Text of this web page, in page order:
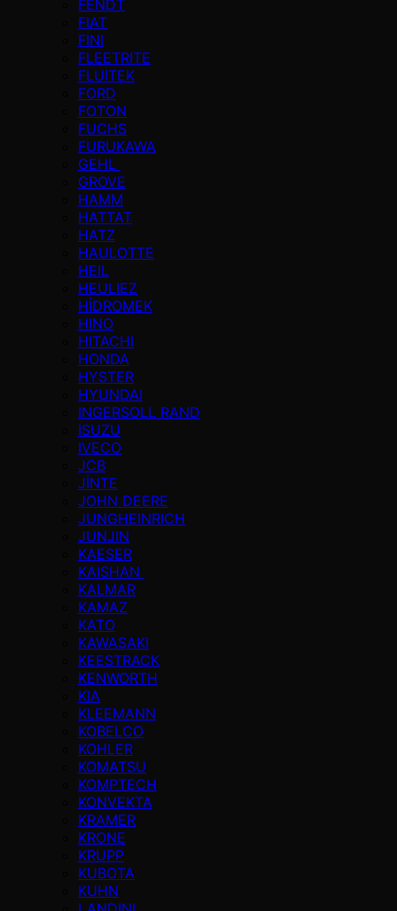
FENDT
FIAT
FINI
FLEETRITE
FLUITEK
FORD
FOTON
FUCHS
FURUKAWA
GEHL
GROVE
HAMM
HATTAT
HATZ
HAULOTTE
HEIL
HEULIEZ
HİDROMEK
HINO
HITACHI
HONDA
HYSTER
HYUNDAI
INGERSOLL RAND
ISUZU
IVECO
JCB
JİNTE
JOHN DEERE
JUNGHEINRICH
JUNJIN
KAESER
KAISHAN
KALMAR
KAMAZ
KATO
KAWASAKI
KEESTRACK
KENWORTH
KIA
KLEEMANN
KOBELCO
KOHLER
KOMATSU
KOMPTECH
KONVEKTA
KRAMER
KRONE
KRUPP
KUBOTA
KUHN